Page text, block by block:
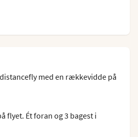
med en rækkevidde på
flyet. Ét foran og 3 bagest i